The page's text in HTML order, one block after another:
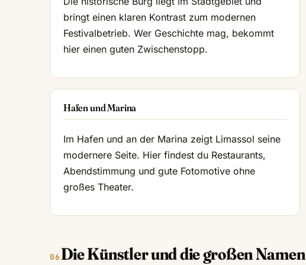
bringt einen klaren Kontrast zum modernen
Festivalbetrieb. Wer Geschichte mag, bekommt
hier einen guten Zwischenstopp.
Hafen und Marina
Im Hafen und an der Marina zeigt Limassol seine
modernere Seite. Hier findest du Restaurants,
Abendstimmung und gute Fotomotive ohne
großes Theater.
Die Künstler und die großen Namen